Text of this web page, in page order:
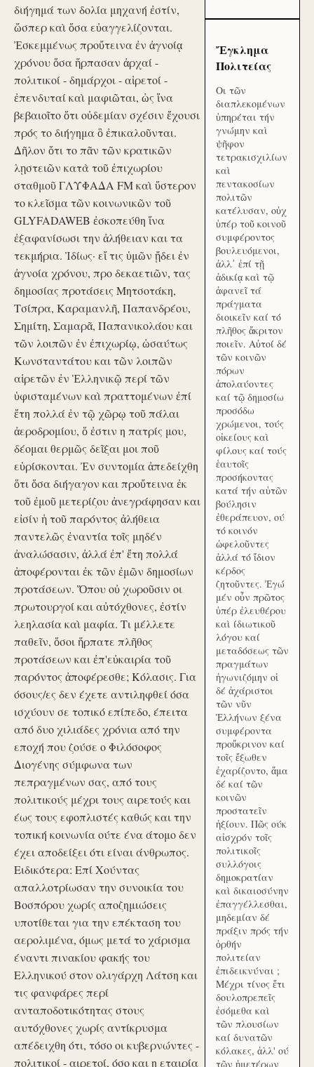
διήγημά των δολία μηχανή ἐστίν,
ὥσπερ καὶ ὅσα εὐαγγελίζονται.
Ἐσκεμμένως προὔτεινα ἐν ἀγνοίᾳ
χρόνου ὅσα ἥρπασαν ἀρχαί -
πολιτικοί - δημάρχοι - αἱρετοί -
ἐπενδυταί καὶ μαφιῶται, ὡς ἵνα
βεβαιοῖτο ὅτι οὐδεμίαν σχέσιν ἔχουσι
πρός το διήγημα ὃ ἐπικαλοῦνται.
Δῆλον ὅτι το πᾶν τῶν κρατικῶν
λῃστειῶν κατὰ τοῦ ἐπιχωρίου
σταθμοῦ ΓΛΥΦΑΔΑ FM καὶ ὕστερον
το κλεῖσμα τῶν κοινωνικῶν τοῦ
GLYFADAWEB ἐσκοπεύθη ἵνα
ἐξαφανίσωσι την ἀλήθειαν και τα
τεκμήρια. Ἰδίως· εἴ τις ὑμῶν ᾔδει ἐν
ἀγνοία χρόνου, προ δεκαετιῶν, τας
δημοσίας προτάσεις Μητσοτάκη,
Τσίπρα, Καραμανλῆ, Παπανδρέου,
Σημίτη, Σαμαρᾶ, Παπανικολάου και
τῶν λοιπῶν ἐν ἐπιχωρίῳ, ὡσαύτως
Κωνσταντάτου και τῶν λοιπῶν
αἱρετῶν ἐν Ἑλληνικῷ περί τῶν
ὑφισταμένων καὶ πραττομένων ἐπί
ἔτη πολλά ἐν τῷ χῶρῳ τοῦ πάλαι
ἀεροδρομίου, ὅ ἐστιν η πατρίς μου,
δέομαι θερμῶς δεῖξαι μοι ποῦ
εὑρίσκονται. Ἐν συντομία ἀπεδείχθη
ὅτι ὅσα διήγαγον και προὔτεινα ἐκ
τοῦ ἐμοῦ μετερίζου ἀνεγράφησαν και
εἰσίν ἡ τοῦ παρόντος ἀλήθεια
παντελῶς ἐναντία τοῖς μηδέν
ἀναλώσασιν, ἀλλά ἐπ' ἔτη πολλά
ἀποφέρονται ἐκ τῶν ἐμῶν δημοσίων
προτάσεων. Ὅπου οὐ χωροῦσιν οι
πρωτουργοί και αὐτόχθονες, ἐστίν
λεηλασία καὶ μαφία. Τι μέλλετε
παθεῖν, ὅσοι ἥρπατε πλῆθος
προτάσεων και ἐπ'εὐκαιρία τοῦ
παρόντος ἀποφέρεσθε; Κόλασις. Για
όσους/ες δεν έχετε αντιληφθεί όσα
ισχύουν σε τοπικό επίπεδο, έπειτα
από δυο χιλιάδες χρόνια από την
εποχή που ζούσε ο Φιλόσοφος
Διογένης σύμφωνα των
πεπραγμένων σας, από τους
πολιτικούς μέχρι τους αιρετούς και
έως τους εφοπλιστές καθώς και την
τοπική κοινωνία ούτε ένα άτομο δεν
έχει αποδείξει ότι είναι άνθρωπος.
Ειδικότερα: Επί Χούντας
απαλλοτρίωσαν την συνοικία του
Βοσπόρου χωρίς αποζημιώσεις
υποτίθεται για την επέκταση του
αερολιμένα, όμως μετά το χάρισμα
έναντι πινακίου φακής του
Ελληνικού στον ολιγάρχη Λάτση και
τις φανφάρες περί
ανταποδοτικότητας στους
αυτόχθονες χωρίς αντίκρυσμα
απέδειχθη ότι, τόσο οι κυβερνώντες -
πολιτικοί - αιρετοί, όσο και η εταιρία
Ἔγκλημα
Πολιτείας
Οι τῶν
διαπλεκομένων
ὑπηρέται τήν
γνώμην καὶ
ψῆφον
τετρακισχιλίων
καὶ
πεντακοσίων
πολιτῶν
κατέλυσαν, οὐχ
ὑπέρ τοῦ κοινοῦ
συμφέροντος
βουλευόμενοι,
ἀλλ᾽ ἐπί τῇ
ἀδικίᾳ καὶ τῷ
ἀφανεῖ τά
πράγματα
διοικεῖν καί τό
πλῆθος ἄκριτον
ποιεῖν. Αὐτοί δέ
τῶν κοινῶν
πόρων
ἀπολαύοντες
καί τῷ δημοσίω
προσόδω
χρώμενοι, τούς
οἰκείους καὶ
φίλους καί τούς
ἑαυτοῖς
προσήκοντας
κατά τήν αὑτῶν
βούλησιν
ἐθεράπευον, ού
τό κοινόν
ὠφελοῦντες
ἀλλά τό ἴδιον
κέρδος
ζητοῦντες. Ἐγώ
μέν οὖν πρῶτος
ὑπέρ ἐλευθέρου
καὶ ίδιωτικοῦ
λόγου καί
μεταδόσεως τῶν
πραγμάτων
ἠγωνιζόμην οἱ
δέ ἀχάριστοι
τῶν νῦν
Ἑλλήνων ξένα
συμφέροντα
προὔκρινον καί
τοῖς ἔξωθεν
ἐχαρίζοντο, ἅμα
δέ καί τῶν
κοινῶν
προστατεῖν
ἠξίουν. Πῶς ούκ
αἰσχρόν τοῖς
πολιτικοῖς
συλλόγοις
δημοκρατίαν
καὶ δικαιοσύνην
ἐπαγγέλλεσθαι,
μηδεμίαν δέ
πράξιν πρός τήν
ὀρθήν
πολιτείαν
ἐπιδεικνύναι ;
Μέχρι τίνος ἔτι
δουλοπρεπεῖς
ἐσόμεθα καὶ
τῶν πλουσίων
καί δυνατῶν
κόλακες, ἀλλ' ού
τῶν ἡμετέρων